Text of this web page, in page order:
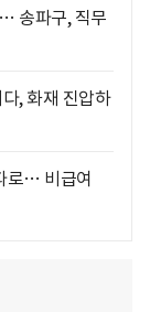
송파구, 직무
, 화재 진압하
로… 비급여